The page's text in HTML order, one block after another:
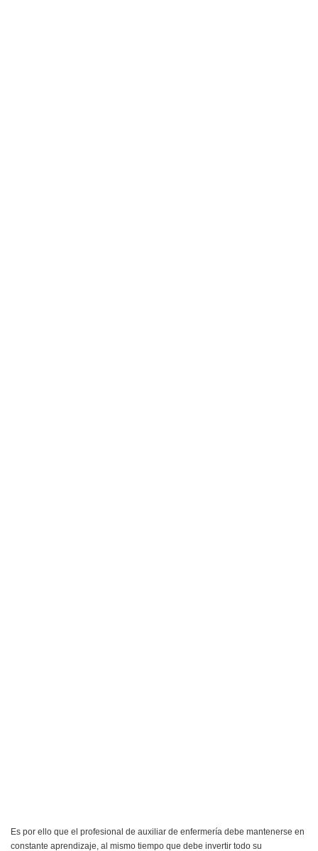
Es por ello que el profesional de auxiliar de enfermería debe mantenerse en
constante aprendizaje, al mismo tiempo que debe invertir todo su